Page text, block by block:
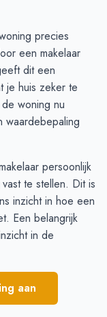
precies
een makelaar
dit een
je huis zeker te
woning nu
waardebepaling
persoonlijk
te stellen. Dit is
inzicht in hoe een
Een belangrijk
in de
aan